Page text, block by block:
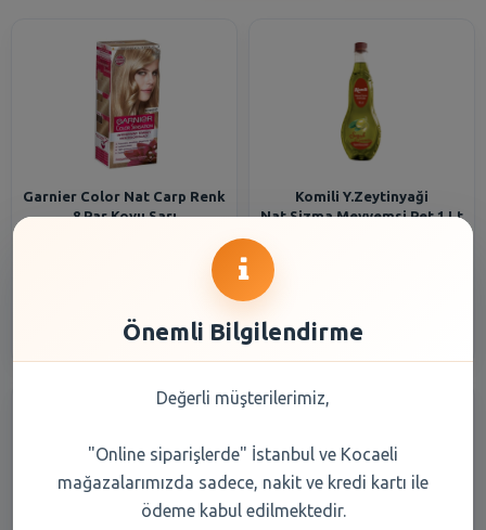
Garnier Color Nat Carp Renk
8 Par Koyu Sarı
Şube Seçiniz
Komili Y.Zeytinyaği
Nat.Sizma Meyvemsi Pet 1 Lt
Önemli Bilgilendirme
Değerli müşterilerimiz,
"Online siparişlerde" İstanbul ve Kocaeli
mağazalarımızda sadece, nakit ve kredi kartı ile
ödeme kabul edilmektedir.